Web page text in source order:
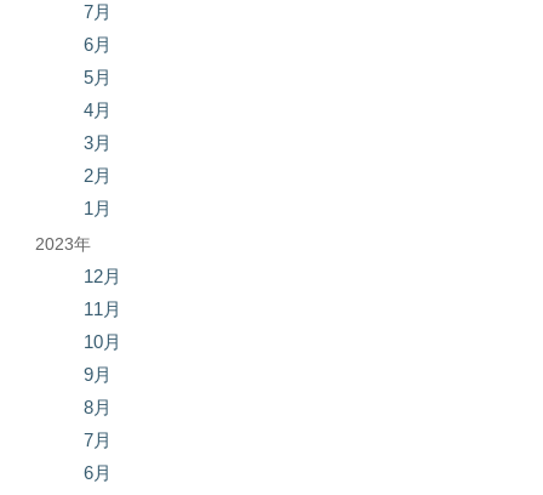
7月
6月
5月
4月
3月
2月
1月
2023年
12月
11月
10月
9月
8月
7月
6月